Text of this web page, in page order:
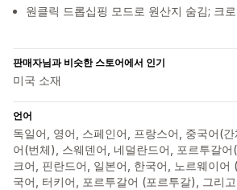
원클릭 드롭십핑 모드로 원산지 숨김; 크
판매자님과 비슷한 스토어에서 인기
미국 소재
언어
독일어, 영어, 스페인어, 프랑스어, 중국어(
어(번체), 스웨덴어, 네덜란드어, 포르투갈
크어, 핀란드어, 일본어, 한국어, 노르웨이어
국어, 터키어, 포르투갈어 (포르투갈), 그리